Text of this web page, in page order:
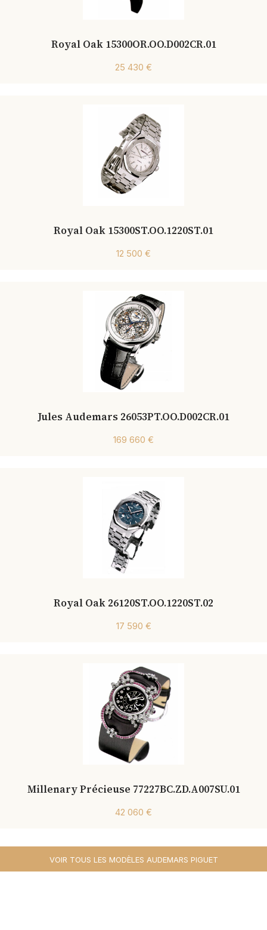
Royal Oak 15300OR.OO.D002CR.01
25 430 €
Royal Oak 15300ST.OO.1220ST.01
12 500 €
Jules Audemars 26053PT.OO.D002CR.01
169 660 €
Royal Oak 26120ST.OO.1220ST.02
17 590 €
Millenary Précieuse 77227BC.ZD.A007SU.01
42 060 €
VOIR TOUS LES MODÈLES AUDEMARS PIGUET